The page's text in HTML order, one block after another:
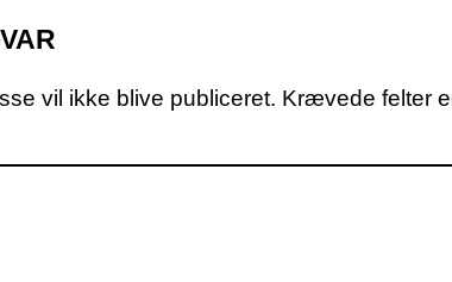
vil ikke blive publiceret. Krævede felter